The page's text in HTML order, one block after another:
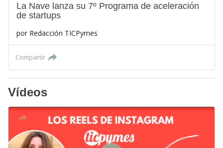
La Nave lanza su 7º Programa de aceleración
de startups
por Redacción TICPymes
Compartir
Vídeos